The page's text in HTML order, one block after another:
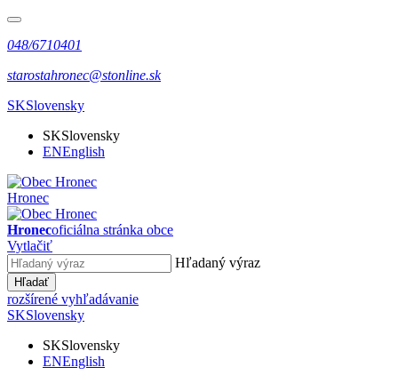
048/6710401
starostahronec@stonline.sk
SKSlovensky
SKSlovensky
ENEnglish
Hronec
Hronecoficiálna stránka obce
Vytlačiť
Hľadaný výraz
Hľadať
rozšírené vyhľadávanie
SKSlovensky
SKSlovensky
ENEnglish